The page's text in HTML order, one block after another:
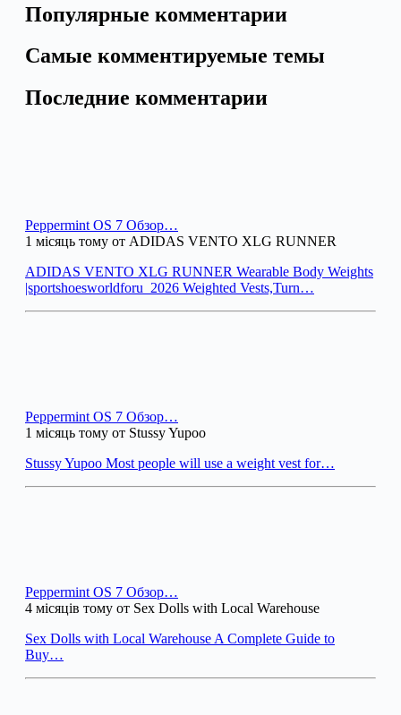
Популярные комментарии
Самые комментируемые темы
Последние комментарии
Peppermint OS 7 Обзор…
1 місяць тому от ADIDAS VENTO XLG RUNNER
ADIDAS VENTO XLG RUNNER Wearable Body Weights
|sportshoesworldforu_2026 Weighted Vests,Turn…
Peppermint OS 7 Обзор…
1 місяць тому от Stussy Yupoo
Stussy Yupoo Most people will use a weight vest for…
Peppermint OS 7 Обзор…
4 місяців тому от Sex Dolls with Local Warehouse
Sex Dolls with Local Warehouse A Complete Guide to
Buy…